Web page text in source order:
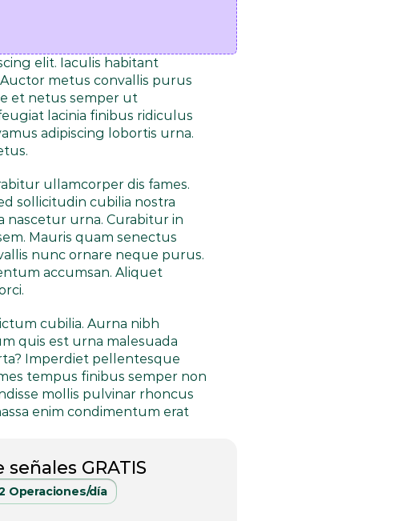
elit. Iaculis habitant
metus convallis purus
et netus semper ut
lacinia finibus ridiculus
adipiscing lobortis urna.
ullamcorper dis fames.
sollicitudin cubilia nostra
nascetur urna. Curabitur in
Mauris quam senectus
nunc ornare neque purus.
accumsan. Aliquet
cubilia. Aurna nibh
quis est urna malesuada
Imperdiet pellentesque
tempus finibus semper non
mollis pulvinar rhoncus
enim condimentum erat
GRATIS
Operaciones/día